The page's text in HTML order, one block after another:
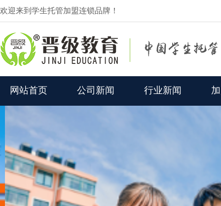
欢迎来到学生托管加盟连锁品牌！
网站首页 公司新闻 行业新闻